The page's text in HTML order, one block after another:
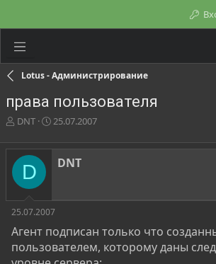
Lotus - Администрирование
права пользователя
А
т
о
т
м
DNT
Д
т
а
а
25.07.2007
D DNT
25.07.2007
Агент подписан только что
пользователем, которому даны